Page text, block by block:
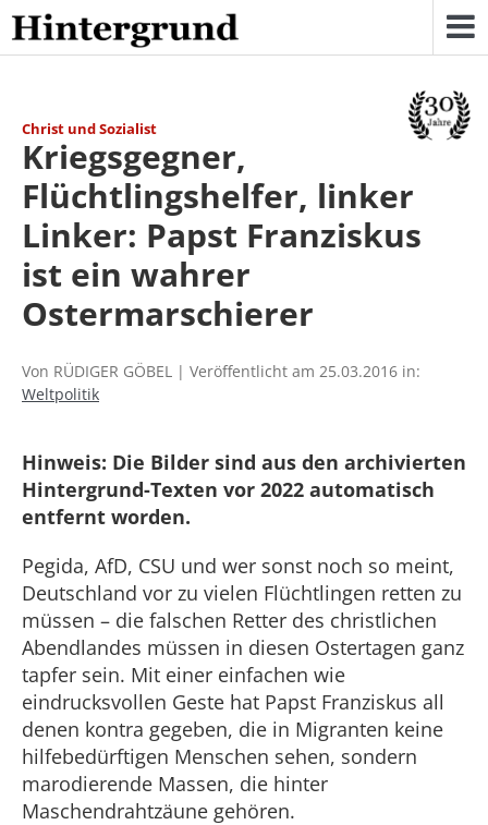
Skip
to
content
Christ und Sozialist
Kriegsgegner,
Flüchtlingshelfer, linker
Linker: Papst Franziskus
ist ein wahrer
Ostermarschierer
Von RÜDIGER GÖBEL | Veröffentlicht am 25.03.2016 in:
Weltpolitik
Hinweis: Die Bilder sind aus den archivierten
Hintergrund-Texten vor 2022 automatisch
entfernt worden.
Pegida, AfD, CSU und wer sonst noch so meint,
Deutschland vor zu vielen Flüchtlingen retten zu
müssen – die falschen Retter des christlichen
Abendlandes müssen in diesen Ostertagen ganz
tapfer sein. Mit einer einfachen wie
eindrucksvollen Geste hat Papst Franziskus all
denen kontra gegeben, die in Migranten keine
hilfebedürftigen Menschen sehen, sondern
marodierende Massen, die hinter
Maschendrahtzäune gehören.